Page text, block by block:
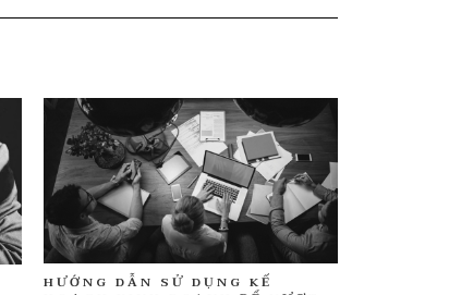
HƯỚNG DẪN SỬ DỤNG KẾ